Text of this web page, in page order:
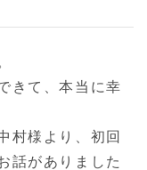
きて、本当に幸
村様より、初回
話がありました